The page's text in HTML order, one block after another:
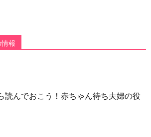
報
読んでおこう！赤ちゃん待ち夫婦の役